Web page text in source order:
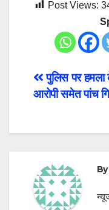
Post Views:
Post
पुलिस पर
आरोपी समेत पांच
By